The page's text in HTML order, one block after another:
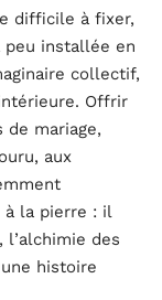
difficile à fixer,
peu installée en
collectif,
Offrir
de mariage,
aux
la pierre : il
des
histoire